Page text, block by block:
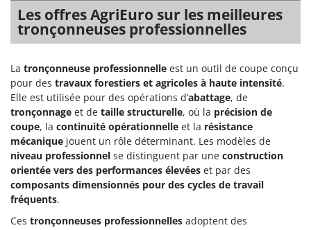
Les offres AgriEuro sur les meilleures
tronçonneuses professionnelles
La tronçonneuse professionnelle est un outil de coupe conçu
pour des travaux forestiers et agricoles à haute intensité.
Elle est utilisée pour des opérations d’abattage, de
tronçonnage et de taille structurelle, où la précision de
coupe, la continuité opérationnelle et la résistance
mécanique jouent un rôle déterminant. Les modèles de
niveau professionnel se distinguent par une construction
orientée vers des performances élevées et par des
composants dimensionnés pour des cycles de travail
fréquents.
Ces tronçonneuses professionnelles adoptent des